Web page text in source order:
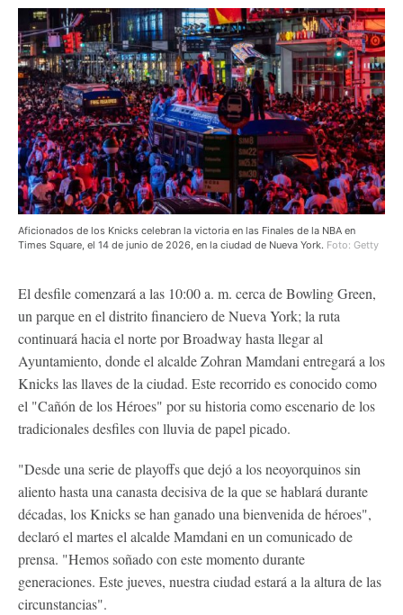
Aficionados de los Knicks celebran la victoria en las Finales de la NBA en
Times Square, el 14 de junio de 2026, en la ciudad de Nueva York. Foto: Getty
El desfile comenzará a las 10:00 a. m. cerca de Bowling Green,
un parque en el distrito financiero de Nueva York; la ruta
continuará hacia el norte por Broadway hasta llegar al
Ayuntamiento, donde el alcalde Zohran Mamdani entregará a los
Knicks las llaves de la ciudad. Este recorrido es conocido como
el "Cañón de los Héroes" por su historia como escenario de los
tradicionales desfiles con lluvia de papel picado.
"Desde una serie de playoffs que dejó a los neoyorquinos sin
aliento hasta una canasta decisiva de la que se hablará durante
décadas, los Knicks se han ganado una bienvenida de héroes",
declaró el martes el alcalde Mamdani en un comunicado de
prensa. "Hemos soñado con este momento durante
generaciones. Este jueves, nuestra ciudad estará a la altura de las
circunstancias".